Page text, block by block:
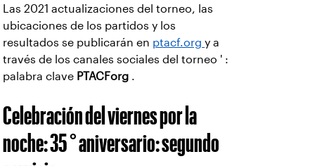
Las 2021 actualizaciones del torneo, las
ubicaciones de los partidos y los
resultados se publicarán en ptacf.org y a
través de los canales sociales del torneo ' :
palabra clave PTACForg .
Celebración del viernes por la
noche: 35 ° aniversario: segundo